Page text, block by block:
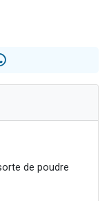
Rivka, 6 enfants, victime de violences...
de poudre